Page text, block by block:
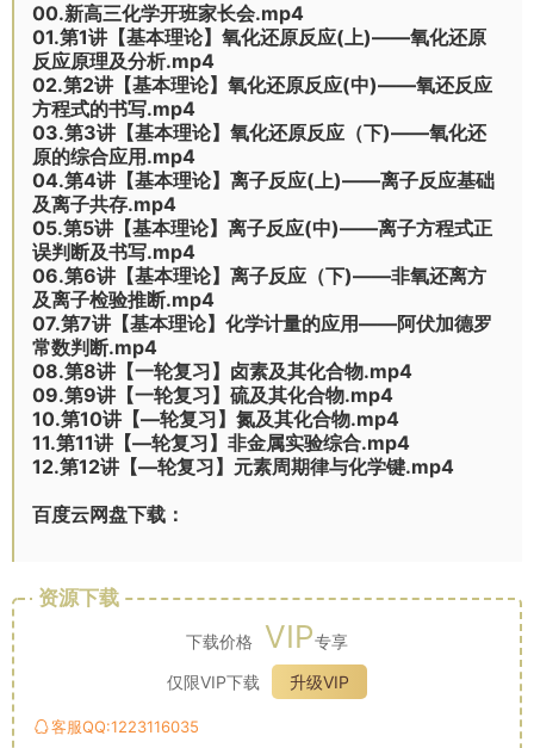
00.新高三化学开班家长会.mp4
01.第1讲【基本理论】氧化还原反应(上)——氧化还原
反应原理及分析.mp4
02.第2讲【基本理论】氧化还原反应(中)——氧还反应
方程式的书写.mp4
03.第3讲【基本理论】氧化还原反应（下)——氧化还
原的综合应用.mp4
04.第4讲【基本理论】离子反应(上)——离子反应基础
及离子共存.mp4
05.第5讲【基本理论】离子反应(中)——离子方程式正
误判断及书写.mp4
06.第6讲【基本理论】离子反应（下)——非氧还离方
及离子检验推断.mp4
07.第7讲【基本理论】化学计量的应用——阿伏加德罗
常数判断.mp4
08.第8讲【一轮复习】卤素及其化合物.mp4
09.第9讲【一轮复习】硫及其化合物.mp4
10.第10讲【—轮复习】氮及其化合物.mp4
11.第11讲【—轮复习】非金属实验综合.mp4
12.第12讲【—轮复习】元素周期律与化学键.mp4
百度云网盘下载：
资源下载
下载价格 VIP专享
仅限VIP下载
升级VIP
客服QQ:1223116035